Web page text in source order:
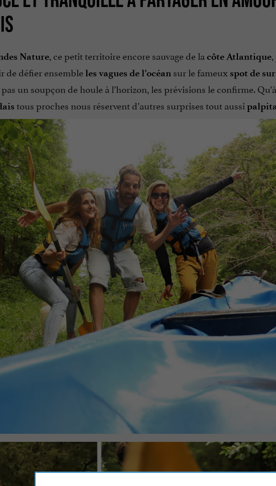
Nature , ce petit territoire encore sauvage de la côte Atlantique
de défier ensembleles vagues de l’océan sur le fameux spot de
un soupçon de houle à l’horizon, les prévisions le confirme.
tous proches nous réservent d’autres surprises tout aussi